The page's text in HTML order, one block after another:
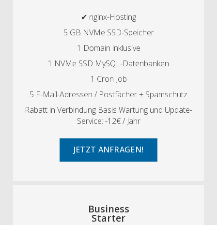
✔ nginx-Hosting
5 GB NVMe SSD-Speicher
1 Domain inklusive
1 NVMe SSD MySQL-Datenbanken
1 Cron Job
5 E-Mail-Adressen / Postfächer + Spamschutz
Rabatt in Verbindung Basis Wartung und Update-
Service: -12€ / Jahr
JETZT ANFRAGEN!
Business
Starter